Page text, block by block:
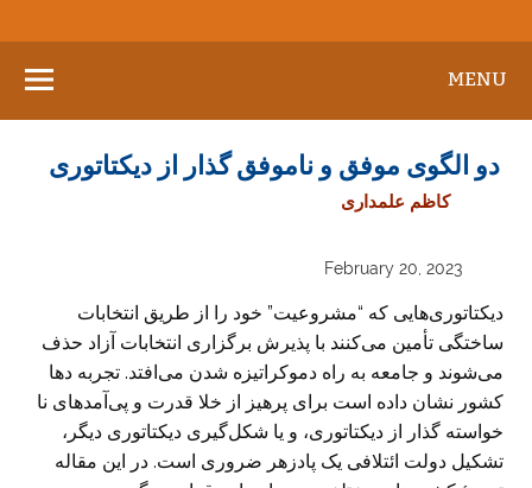
MENU
دو الگوی موفق و ناموفق گذار از دیکتاتوری
کاظم علمداری
February 20, 2023
دیکتاتوری‌هایی که “مشروعیت” خود را از طریق انتخابات
ساختگی تأمین می‌کنند با پذیرش برگزاری انتخابات آزاد حذف
می‌شوند و جامعه به راه دموکراتیزه شدن می‌افتد. تجربه دها
کشور نشان داده است برای پرهیز از خلا قدرت و پی‌آمد‌های نا
خواسته گذار از دیکتاتوری، و یا شکل‌گیری دیکتاتوری دیگر،
تشکیل دولت ائتلافی یک پادزهر ضروری است. در این مقاله